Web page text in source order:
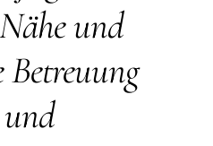
und
Betreuung